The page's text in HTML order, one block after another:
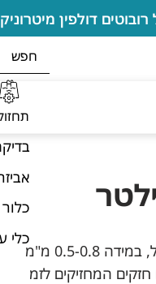
כלי
חול קווארץ מיוחד למסנני חול, במידה 0.5-0.8 מ"מ
חזקים המחזיקים לזמן